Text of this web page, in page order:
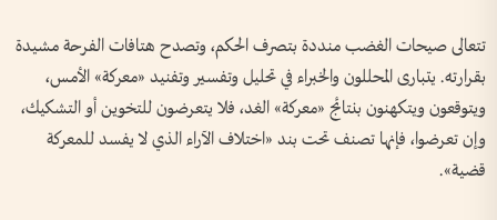
تتعالى صيحات الغضب منددة بتصرف الحكم، وتصدح هتافات الفرحة مشيدة
بقرارته. يتبارى المحللون والخبراء في تحليل وتفسير وتفنيد «معركة» الأمس،
ويتوقعون ويتكهنون بنتائج «معركة» الغد، فلا يتعرضون للتخوين أو التشكيك،
وإن تعرضوا، فإنها تصنف تحت بند «اختلاف الآراء الذي لا يفسد للمعركة
قضية».